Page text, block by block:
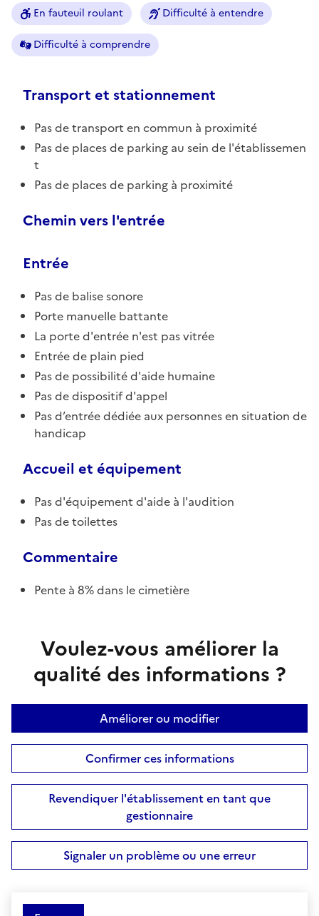
En fauteuil roulant Difficulté à entendre
Difficulté à comprendre
Transport et stationnement
Pas de transport en commun à proximité
Pas de places de parking au sein de l'établissemen
t
Pas de places de parking à proximité
Chemin vers l'entrée
Entrée
Pas de balise sonore
Porte manuelle battante
La porte d'entrée n'est pas vitrée
Entrée de plain pied
Pas de possibilité d'aide humaine
Pas de dispositif d'appel
Pas d’entrée dédiée aux personnes en situation de
handicap
Accueil et équipement
Pas d'équipement d'aide à l'audition
Pas de toilettes
Commentaire
Pente à 8% dans le cimetière
Voulez-vous améliorer la
qualité des informations ?
Améliorer ou modifier
Confirmer ces informations
Revendiquer l'établissement en tant que
gestionnaire
Signaler un problème ou une erreur